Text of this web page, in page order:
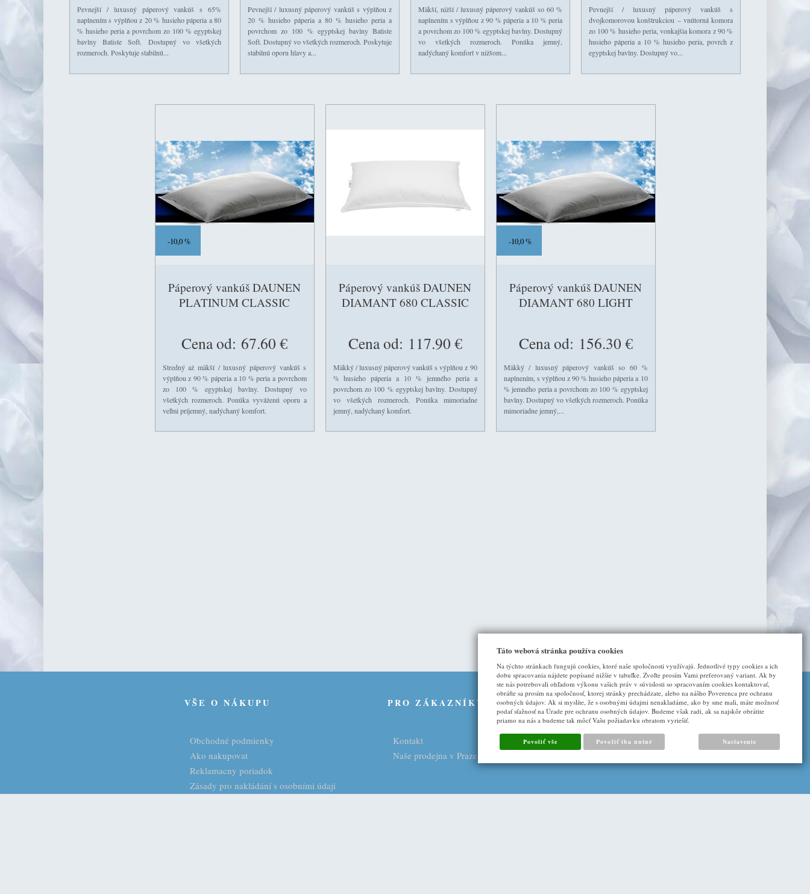
Pevnejší / luxusný páperový vankúš s 65%
naplnením s výplňou z 20 % husieho páperia a 80
% husieho peria a povrchom zo 100 % egyptskej
bavlny Batiste Soft. Dostupný vo všetkých
rozmeroch. Poskytuje stabilnú...
Pevnejší / luxusný páperový vankúš s výplňou z
20 % husieho páperia a 80 % husieho peria a
povrchom zo 100 % egyptskej bavlny Batiste
Soft. Dostupný vo všetkých rozmeroch. Poskytuje
stabilnú oporu hlavy a...
Mäkší, nižší / luxusný páperový vankúš so 60 %
naplnením s výplňou z 90 % páperia a 10 % peria
a povrchom zo 100 % egyptskej bavlny. Dostupný
vo všetkých rozmeroch. Ponúka jemný,
nadýchaný komfort v nižšom...
Pevnejší / luxusný páperový vankúš s
dvojkomorovou konštrukciou – vnútorná komora
zo 100 % husieho peria, vonkajšia komora z 90 %
husieho páperia a 10 % husieho peria, povrch z
egyptskej bavlny. Dostupný vo...
Páperový vankúš DAUNEN
PLATINUM CLASSIC
10,0 %
Cena od: 67.60 €
Stredný až mäkší / luxusný páperový vankúš s
výplňou z 90 % páperia a 10 % peria a povrchom
zo 100 % egyptskej bavlny. Dostupný vo
všetkých rozmeroch. Ponúka vyváženú oporu a
veľmi príjemný, nadýchaný komfort.
Páperový vankúš DAUNEN
DIAMANT 680 CLASSIC
Cena od: 117.90 €
Mäkký / luxusný páperový vankúš s výplňou z 90
% husieho páperia a 10 % jemného peria a
povrchom zo 100 % egyptskej bavlny. Dostupný
vo všetkých rozmeroch. Ponúka mimoriadne
jemný, nadýchaný komfort.
Páperový vankúš DAUNEN
DIAMANT 680 LIGHT
10,0 %
Cena od: 156.30 €
Mäkký / luxusný páperový vankúš so 60 %
naplnením, s výplňou z 90 % husieho páperia a 10
% jemného peria a povrchom zo 100 % egyptskej
bavlny. Dostupný vo všetkých rozmeroch. Ponúka
mimoriadne jemný,...
VŠE O NÁKUPU
Obchodné podmienky
Ako nakupovat
Reklamacny poriadok
Zásady pro nakládání s osobními údaji
PRO ZÁKAZNÍKY
Kontakt
Naše prodejna v Praze
DALŠÍ ODKAZY
O nás
Táto webová stránka používa cookies
Na týchto stránkach fungujú cookies, ktoré naše spoločnosti využívajú. Jednotlivé typy cookies a ich
dobu spracovania nájdete popísané nižšie v tabuľke. Zvoľte prosím Vami preferovaný variant. Ak by
ste nás potrebovali ohľadom výkonu vašich práv v súvislosti so spracovaním cookies kontaktovať,
obráťte sa prosím na spoločnosť, ktorej stránky prechádzate, alebo na nášho Poverenca pre ochranu
osobných údajov. Ak si myslíte, že s osobnými údajmi nenakladáme, ako by sme mali, máte možnosť
podať sťažnosť na Úrade pre ochranu osobných údajov. Budeme však radi, ak sa najskôr obrátite
priamo na nás a budeme tak môcť Vašu požiadavku obratom vyriešiť.
Povoliť vše Povoliť iba nutné Nastavenie